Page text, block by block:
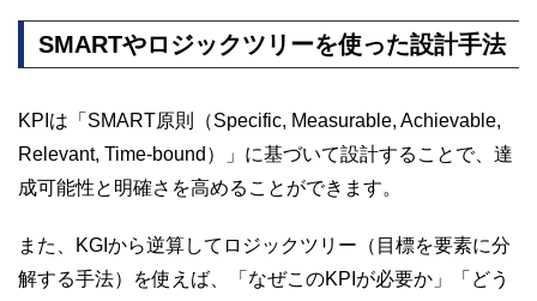
SMARTやロジックツリーを使った設計手法
KPIは「SMART原則（Specific, Measurable, Achievable,
Relevant, Time-bound）」に基づいて設計することで、達
成可能性と明確さを高めることができます。
また、KGIから逆算してロジックツリー（目標を要素に分
解する手法）を使えば、「なぜこのKPIが必要か」「どう